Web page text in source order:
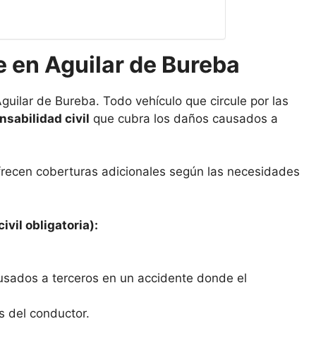
Aguilar de Bureba
de Bureba. Todo vehículo que circule por las
civil que cubra los daños causados a
coberturas adicionales según las necesidades
obligatoria):
a terceros en un accidente donde el
del conductor.